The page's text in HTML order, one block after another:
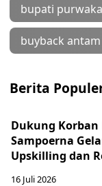
bupati
buyback
Berita
Dukung Korban
Sampoerna
Upskilling dan
16 Juli 2026